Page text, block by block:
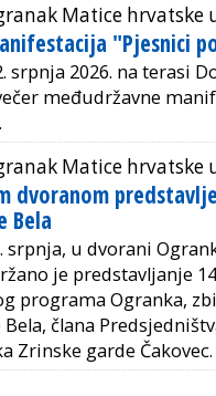
Matice hrvatske
"Pjesnici
srpnja 2026. na terasi
međudržavne
.
Matice hrvatske
dvoranom
Bela
srpnja, u dvorani
je predstavljanje
programa Ogranka,
člana
Zrinske garde Čakovec.